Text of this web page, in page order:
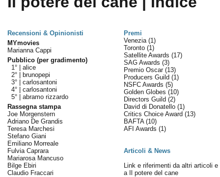
Recensioni & Opinionisti
Premi
MYmovies
Marianna Cappi
Pubblico (per gradimento)
1° | alice
2° |
brunopepi
3° | carlosantoni
4° | carlosantoni
5° | abramo rizzardo
Rassegna stampa
Joe Morgenstern
Adriano De Grandis
Teresa Marchesi
Stefano Giani
Emiliano Morreale
Fulvia Caprara
Mariarosa Mancuso
Bilge Ebiri
Claudio Fraccari
Venezia (1)
Toronto (1)
Satellite Awards (17)
SAG Awards (3)
Premio Oscar (13)
Producers Guild (1)
NSFC Awards (5)
Golden Globes (10)
Directors Guild (2)
David di Donatello (1)
Critics Choice Award (13)
BAFTA (10)
AFI Awards (1)
Articoli & News
Link e riferimenti da altri articoli e
a Il potere del cane